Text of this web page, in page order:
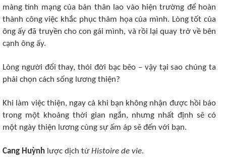
màng tính mạng của bản thân lao vào hiện trường để hoàn
thành công việc khắc phục thảm họa của mình. Lòng tốt của
ông ấy đã truyền cho con gái mình, và rồi lại quay trở về bên
cạnh ông ấy.
Lòng người đổi thay, thói đời bạc bẽo – vậy tại sao chúng ta
phải chọn cách sống lương thiện?
Khi làm việc thiện, ngay cả khi bạn không nhận được hồi báo
trong một khoảng thời gian ngắn, nhưng nhất định sẽ có
một ngày thiện lương cùng sự ấm áp sẽ đến với bạn.
Cang Huỳnh lược dịch từHistoire de vie.